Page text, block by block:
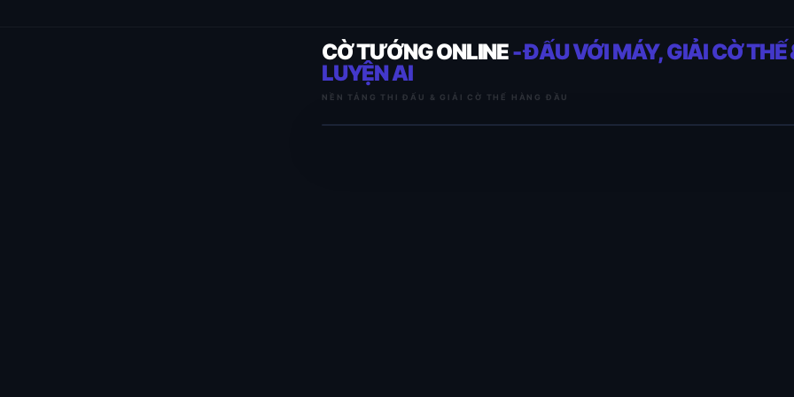
CỜ TƯỚNG ONLINE- ĐẤU VỚI MÁY, GIẢI CỜ THẾ
LUYỆN AI
NỀN TẢNG THI ĐẤU & GIẢI CỜ THẾ HÀNG ĐẦU